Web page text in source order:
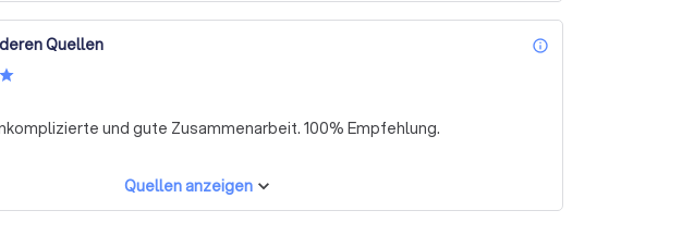
Quellen info_outline
und gute Zusammenarbeit. 100% Empfehlung.
Quellen anzeigen